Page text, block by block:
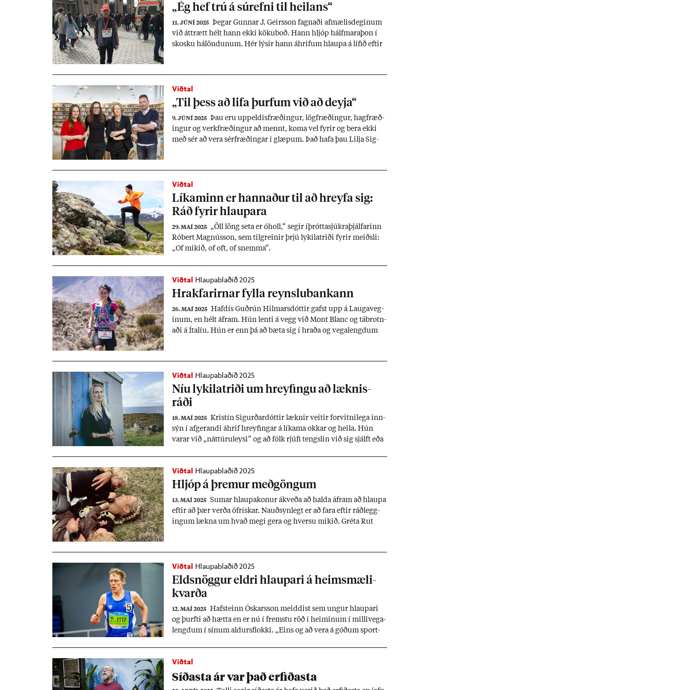
„Ég hef trú á súr­efni til heil­ans“
11. JÚNÍ 2025
Þeg­ar Gunn­ar J. Geirs­son fagn­aði af­mæl­is­deg­in­um
við átt­rætt hélt hann ekki köku­boð. Hann hljóp hálf­m­ara­þon í
skosku hálönd­un­um. Hér lýs­ir hann áhrif­um hlaupa á líf­ið eft­ir
Viðtal
„Til þess að lifa þurf­um við að deyja“
9. JÚNÍ 2025
Þau eru upp­eld­is­fræð­ing­ur, lög­fræð­ing­ur, hag­fræð­
ing­ur og verk­fræð­ing­ur að mennt, koma vel fyr­ir og bera ekki
með sér að vera sér­fræð­ing­ar í glæp­um. Það hafa þau Lilja Sig­
ræða hinn ful­komna glæp, ótt­ann, dauð­ann og sorg­ina.
Viðtal
Lík­am­inn er hann­að­ur til að hreyfa sig:
Ráð fyr­ir hlaup­ara
29. MAÍ 2025
„Öll löng seta er óholl,“ seg­ir íþrótta­sjúkra­þjálf­ar­inn
Ró­bert Magnús­son, sem til­grein­ir þrjú lyk­il­at­riði fyr­ir meiðsli:
„Of mik­ið, of oft, of snemma“.
Viðtal Hlaupablaðið 2025
Hrak­far­irn­ar fylla reynslu­bank­ann
26. MAÍ 2025
Haf­dís Guð­rún Hilm­ars­dótt­ir gafst upp á Lauga­veg­
in­um, en hélt áfram. Hún lenti á vegg við Mont Blanc og tábrotn­
aði á Ítal­íu. Hún er enn þá að bæta sig í hraða og vega­lengd­um
Viðtal Hlaupablaðið 2025
Níu lyk­il­at­riði um hreyf­ingu að lækn­is­
ráði
18. MAÍ 2025
Krist­ín Sig­urð­ar­dótt­ir lækn­ir veit­ir for­vitni­lega inn­
sýn í af­ger­andi áhrif hreyf­ing­ar á lík­ama okk­ar og heila. Hún
var­ar við „nátt­úru­leysi“ og að fólk rjúfi tengsl­in við sig sjálft eða
Viðtal Hlaupablaðið 2025
Hljóp á þrem­ur með­göng­um
13. MAÍ 2025
Sum­ar hlaupa­kon­ur ákveða að halda áfram að hlaupa
eft­ir að þær verða ófrísk­ar. Nauð­syn­legt er að fara eft­ir ráð­legg­
ing­um lækna um hvað megi gera og hversu mik­ið. Gréta Rut
hvernig hún kom sér af stað aft­ur eft­ir fæð­ingu.
Viðtal Hlaupablaðið 2025
Eld­snögg­ur eldri hlaup­ari á heims­mæli­
kvarða
12. MAÍ 2025
Haf­steinn Ósk­ars­son meidd­ist sem ung­ur hlaup­ari
og þurfti að hætta en er nú í fremstu röð í heim­in­um í milli­vega­
lengd­um í sín­um ald­urs­flokki. „Eins og að vera á góð­um sport­
Viðtal
Síð­asta ár var það erf­ið­asta